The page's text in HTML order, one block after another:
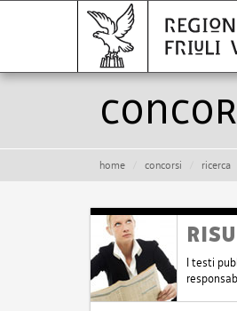
home concorsi ricerca
I testi